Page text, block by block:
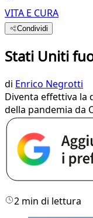
VITA E CURA
Condividi
Stati Uniti
di Enrico Negrotti
Diventa effettiva la
della pandemia da
2 min di lettura